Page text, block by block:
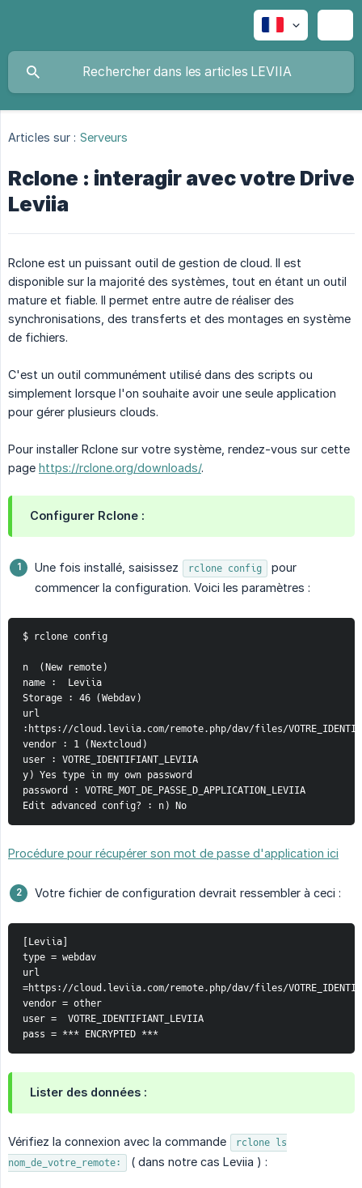
Articles sur : Serveurs
Rclone : interagir avec votre Drive
Leviia
Rclone est un puissant outil de gestion de cloud. Il est
disponible sur la majorité des systèmes, tout en étant un outil
mature et fiable. Il permet entre autre de réaliser des
synchronisations, des transferts et des montages en système
de fichiers.
C'est un outil communément utilisé dans des scripts ou
simplement lorsque l'on souhaite avoir une seule application
pour gérer plusieurs clouds.
Pour installer Rclone sur votre système, rendez-vous sur cette
page https://rclone.org/downloads/.
Configurer Rclone :
Une fois installé, saisissez rclone config
pour
commencer la configuration. Voici les paramètres :
$ rclone config
n  (New remote)
name :  Leviia
Storage : 46 (Webdav)
url
:https://cloud.leviia.com/remote.php/dav/files/
vendor : 1 (Nextcloud)
user : VOTRE_IDENTIFIANT_LEVIIA
y) Yes type in my own password
password : VOTRE_MOT_DE_PASSE_D_APPLICATION_LEVIIA
Edit advanced config? : n) No
Procédure pour récupérer son mot de passe d'application ici
Votre fichier de configuration devrait ressembler à ceci :
[Leviia]
type = webdav
url
=https://cloud.leviia.com/remote.php/dav/files/
vendor = other
user =  VOTRE_IDENTIFIANT_LEVIIA
pass = *** ENCRYPTED ***
Lister des données :
Vérifiez la connexion avec la commande
rclone ls
nom_de_votre_remote:
( dans notre cas Leviia ) :